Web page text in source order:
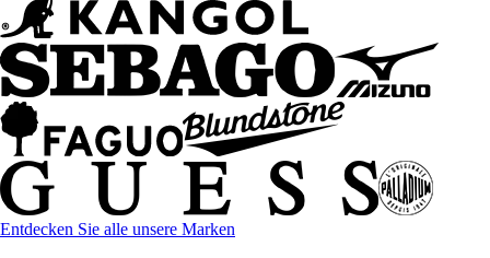
Entdecken Sie alle unsere Marken